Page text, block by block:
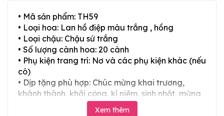
• Mã sản phẩm: TH59
• Loại hoa: Lan hồ điệp màu trắng , hồng
• Loại chậu: Chậu sứ trắng
• Số lượng cành hoa: 20 cành
• Phụ kiện trang trí: Nơ và các phụ kiện khác (nếu
có)
• Dịp tặng phù hợp: Chúc mừng khai trương,
khánh thành, khởi công, kỉ niệm, sinh nhật, mừng
thọ, mừng cưới, tân gia và các ngày lễ tết trong
Xem thêm